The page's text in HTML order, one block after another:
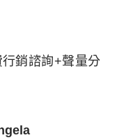
銷諮詢+聲量分